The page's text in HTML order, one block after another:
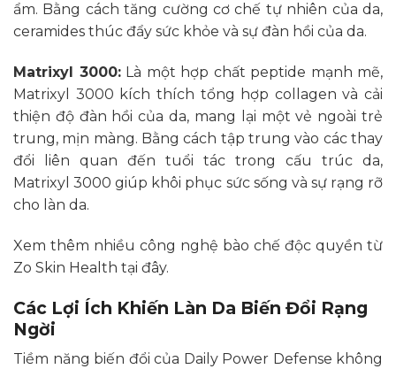
ẩm. Bằng cách tăng cường cơ chế tự nhiên của da,
ceramides thúc đẩy sức khỏe và sự đàn hồi của da.
Matrixyl 3000:Là một hợp chất peptide mạnh mẽ,
Matrixyl 3000 kích thích tổng hợp collagen và cải
thiện độ đàn hồi của da, mang lại một vẻ ngoài trẻ
trung, mịn màng. Bằng cách tập trung vào các thay
đổi liên quan đến tuổi tác trong cấu trúc da,
Matrixyl 3000 giúp khôi phục sức sống và sự rạng rỡ
cho làn da.
Xem thêm nhiều công nghệ bào chế độc quyền từ
Zo Skin Health tại đây.
Các Lợi Ích Khiến Làn Da Biến Đổi Rạng
Ngời
Tiềm năng biến đổi của Daily Power Defense không